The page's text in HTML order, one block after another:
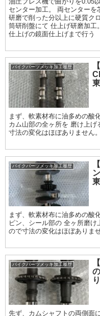
センター加工。 両センター
研磨で削った分以上に硬質ク
筒研削盤にて 仕上げ研磨加
仕上げの鏡面仕上げまで行う
バイクパーツメッキ加工履歴
まず、軟素材布に油多めの酸
カム山部の全ヶ所を 磨け上
寸法の変化はほぼありません。
バイクパーツメッキ加工履歴
まず、軟素材布に油多めの酸
ピン、シール部の 全ヶ所磨
ので寸法の変化はほぼありませ
バイクパーツメッキ加工履歴
先ず、カムシャフトの両側面